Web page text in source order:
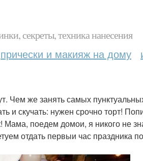
секреты, техника нанесения
прически и макияж на дому
Чем же занять самых
и скучать: нужен срочно торт!
Мама, поедем домои, я никого не
отдать первыи час праздника